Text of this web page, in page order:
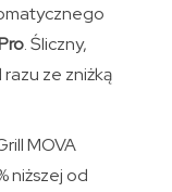
. Śliczny,
ze zniżką
MOVA
niższej od